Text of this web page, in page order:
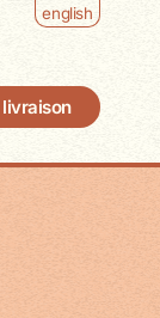
english
livraison